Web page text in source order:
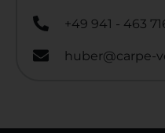
+49 941 - 463
huber@carpe-